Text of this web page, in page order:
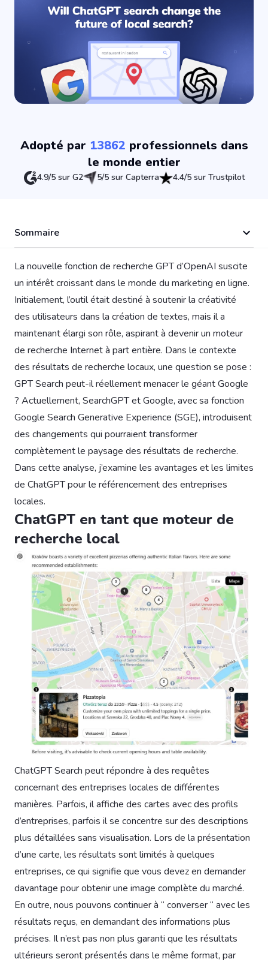
Adopté par 13862 professionnels dans
le monde entier
4.9/5 sur G2 5/5 sur Capterra 4.4/5 sur Trustpilot
Sommaire
La nouvelle fonction de recherche GPT d’OpenAI suscite
un intérêt croissant dans le monde du marketing en ligne.
Initialement, l’outil était destiné à soutenir la créativité
des utilisateurs dans la création de textes, mais il a
maintenant élargi son rôle, aspirant à devenir un moteur
de recherche Internet à part entière. Dans le contexte
des résultats de recherche locaux, une question se pose :
GPT Search peut-il réellement menacer le géant Google
? Actuellement, SearchGPT et Google, avec sa fonction
Google Search Generative Experience (SGE), introduisent
des changements qui pourraient transformer
complètement le paysage des résultats de recherche.
Dans cette analyse, j’examine les avantages et les limites
de ChatGPT pour le référencement des entreprises
locales.
ChatGPT en tant que moteur de
recherche local
ChatGPT Search peut répondre à des requêtes
concernant des entreprises locales de différentes
manières. Parfois, il affiche des cartes avec des profils
d’entreprises, parfois il se concentre sur des descriptions
plus détaillées sans visualisation. Lors de la présentation
d’une carte, les résultats sont limités à quelques
entreprises, ce qui signifie que vous devez en demander
davantage pour obtenir une image complète du marché.
En outre, nous pouvons continuer à “ converser “ avec les
résultats reçus, en demandant des informations plus
précises. Il n’est pas non plus garanti que les résultats
ultérieurs seront présentés dans le même format, par